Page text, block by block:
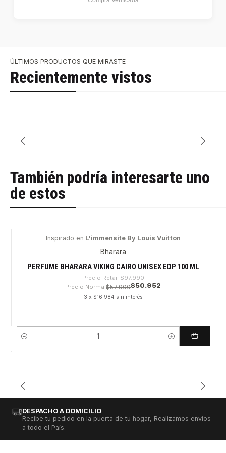
ÚLTIMOS PRODUCTOS QUE MIRASTE
Recientemente vistos
También podría interesarte uno
de estos
Inspirado en L'immensite By Louis Vuitton
Bharara
PERFUME BHARARA VIKING CAIRO UNISEX EDP 100 ML
Precio Retail $97.990
Precio Normal$57.900$50.952
3 x $16.984 sin interés
Cantidad
DESPACHO A DOMICILIO
Recibe tu pedido en la puerta de tu hogar, Realizamos envíos
a todo el País.